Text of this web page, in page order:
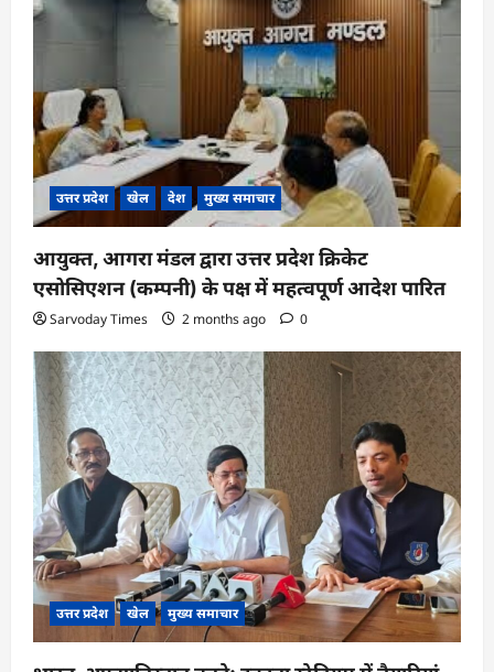
o
उत्तर प्रदेश खेल देश मुख्य समाचार
आयुक्त, आगरा मंडल द्वारा उत्तर प्रदेश क्रिकेट
एसोसिएशन (कम्पनी) के पक्ष में महत्वपूर्ण आदेश पारित
Sarvoday Times 2 months ago 0
उत्तर प्रदेश खेल मुख्य समाचार